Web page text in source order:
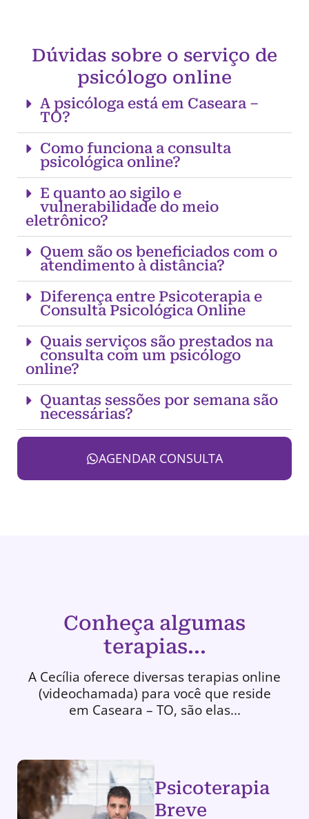
Dúvidas sobre o serviço de
psicólogo online
A psicóloga está em Caseara –
TO?
Como funciona a consulta
psicológica online?
E quanto ao sigilo e
vulnerabilidade do meio
eletrônico?
Quem são os beneficiados com o
atendimento à distância?
Diferença entre Psicoterapia e
Consulta Psicológica Online
Quais serviços são prestados na
consulta com um psicólogo
online?
Quantas sessões por semana são
necessárias?
AGENDAR CONSULTA
Conheça algumas
terapias...
A Cecília oferece diversas terapias online
(videochamada) para você que reside
em Caseara – TO, são elas...
Psicoterapia
Breve